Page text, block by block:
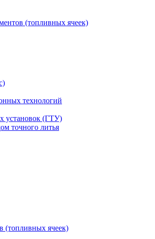
(топливных ячеек)
технологий
установок (ГТУ)
точного литья
(топливных ячеек)